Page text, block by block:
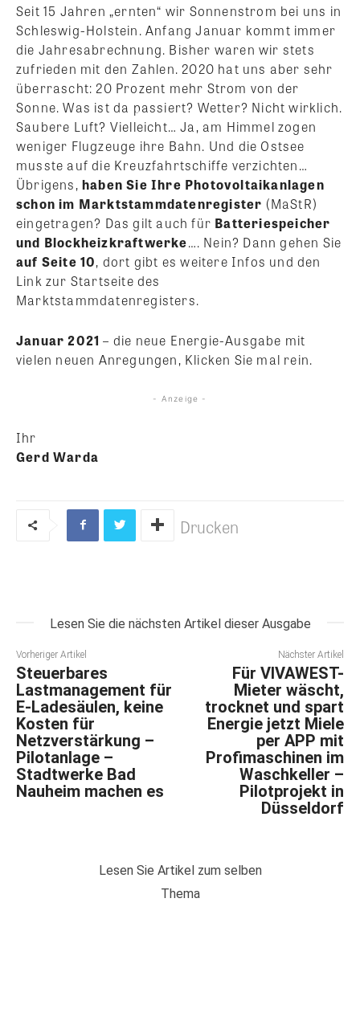
Seit 15 Jahren „ernten“ wir Sonnenstrom bei uns in
Schleswig-Holstein. Anfang Januar kommt immer
die Jahresabrechnung. Bisher waren wir stets
zufrieden mit den Zahlen. 2020 hat uns aber sehr
überrascht: 20 Prozent mehr Strom von der
Sonne. Was ist da passiert? Wetter? Nicht wirklich.
Saubere Luft? Vielleicht… Ja, am Himmel zogen
weniger Flugzeuge ihre Bahn. Und die Ostsee
musste auf die Kreuzfahrtschiffe verzichten…
Übrigens, haben Sie Ihre Photovoltaikanlagen
schon im Marktstammdatenregister (MaStR)
eingetragen? Das gilt auch für Batteriespeicher
und Blockheizkraftwerke…. Nein? Dann gehen Sie
auf Seite 10, dort gibt es weitere Infos und den
Link zur Startseite des
Marktstammdatenregisters.
Januar 2021 – die neue Energie-Ausgabe mit
vielen neuen Anregungen, Klicken Sie mal rein.
- Anzeige -
Ihr
Gerd Warda
Drucken
Lesen Sie die nächsten Artikel dieser Ausgabe
Vorheriger Artikel
Steuerbares
Lastmanagement für
E-Ladesäulen, keine
Kosten für
Netzverstärkung –
Pilotanlage –
Stadtwerke Bad
Nauheim machen es
Nächster Artikel
Für VIVAWEST-
Mieter wäscht,
trocknet und spart
Energie jetzt Miele
per APP mit
Profimaschinen im
Waschkeller –
Pilotprojekt in
Düsseldorf
Lesen Sie Artikel zum selben
Thema